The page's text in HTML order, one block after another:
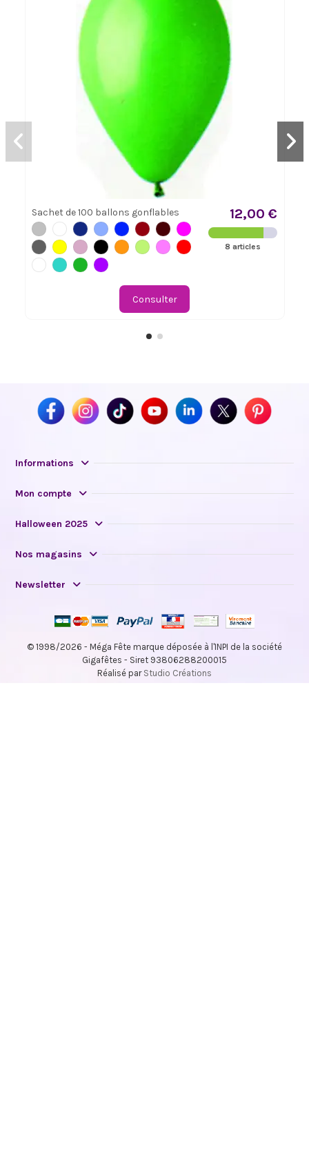
Sachet de 100 ballons gonflables 12,00 €
8 articles
Consulter
Informations
Mon compte
Halloween 2025
Nos magasins
Newsletter
© 1998/2026 - Méga Fête marque déposée à l'INPI de la société
Gigafêtes - Siret 93806288200015
Réalisé par Studio Créations